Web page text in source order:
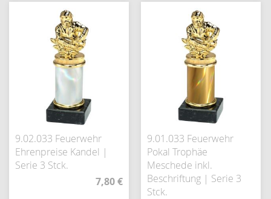
9.02.033 Feuerwehr
Ehrenpreise Kandel |
Serie 3 Stck.
7,80 €
9.01.033 Feuerwehr
Pokal Trophäe
Meschede inkl.
Beschriftung | Serie 3
Stck.